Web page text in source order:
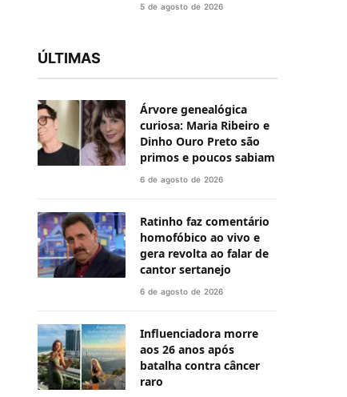
5 de agosto de 2026
ÚLTIMAS
Árvore genealógica
curiosa: Maria Ribeiro e
Dinho Ouro Preto são
primos e poucos sabiam
6 de agosto de 2026
Ratinho faz comentário
homofóbico ao vivo e
gera revolta ao falar de
cantor sertanejo
6 de agosto de 2026
Influenciadora morre
aos 26 anos após
batalha contra câncer
raro